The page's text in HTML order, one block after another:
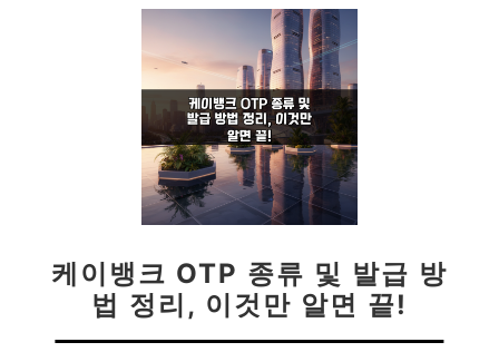
케이뱅크 OTP 종류 및 발급 방
법 정리, 이것만 알면 끝!